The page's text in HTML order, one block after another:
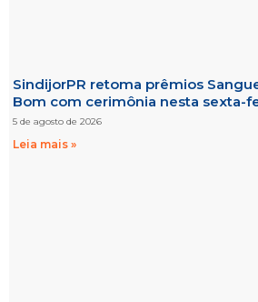
SindijorPR retoma prêmios
Bom com cerimônia nesta sexta-
5 de agosto de 2026
Leia mais »